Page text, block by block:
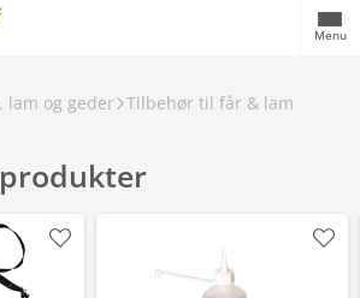
Menu
lam og geder Tilbehør til får & lam